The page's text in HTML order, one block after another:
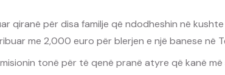
qiranë për disa familje që ndodheshin në
me 2,000 euro për blerjen e një banese në
tonë për të qenë pranë atyre që kanë